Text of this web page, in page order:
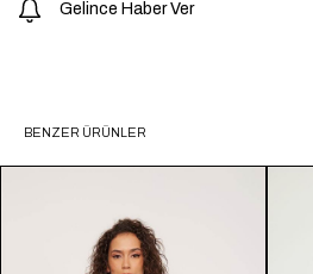
Gelince Haber Ver
BENZER ÜRÜNLER